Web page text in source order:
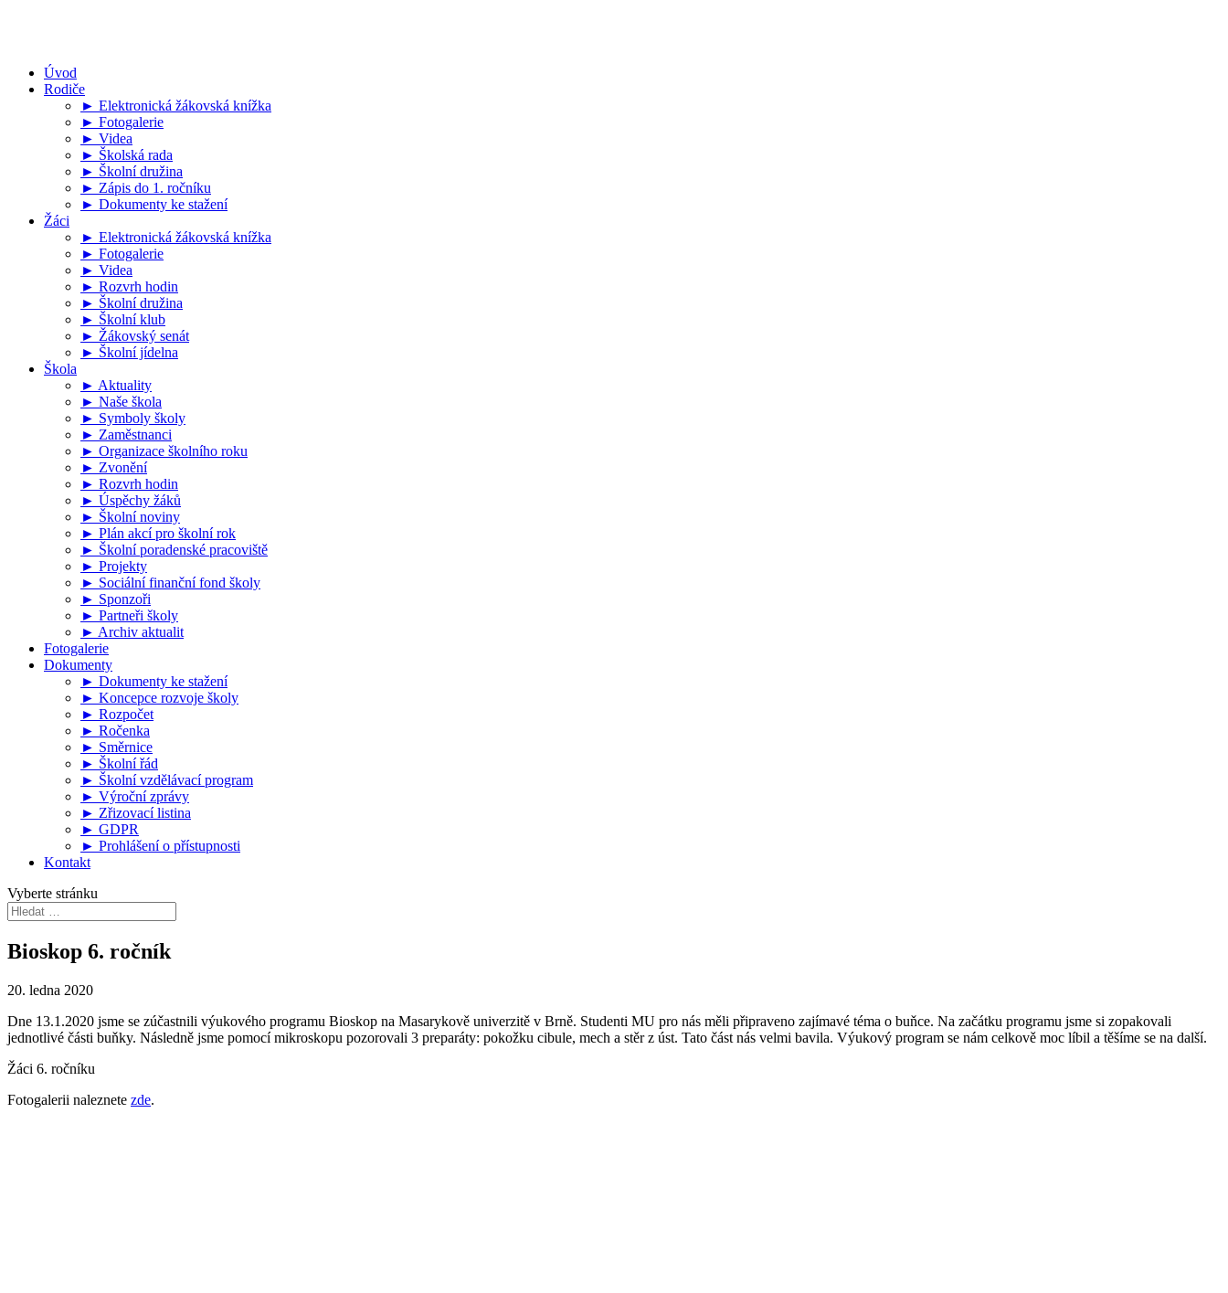
Úvod
Rodiče
► Elektronická žákovská knížka
► Fotogalerie
► Videa
► Školská rada
► Školní družina
► Zápis do 1. ročníku
► Dokumenty ke stažení
Žáci
► Elektronická žákovská knížka
► Fotogalerie
► Videa
► Rozvrh hodin
► Školní družina
► Školní klub
► Žákovský senát
► Školní jídelna
Škola
► Aktuality
► Naše škola
► Symboly školy
► Zaměstnanci
► Organizace školního roku
► Zvonění
► Rozvrh hodin
► Úspěchy žáků
► Školní noviny
► Plán akcí pro školní rok
► Školní poradenské pracoviště
► Projekty
► Sociální finanční fond školy
► Sponzoři
► Partneři školy
► Archiv aktualit
Fotogalerie
Dokumenty
► Dokumenty ke stažení
► Koncepce rozvoje školy
► Rozpočet
► Ročenka
► Směrnice
► Školní řád
► Školní vzdělávací program
► Výroční zprávy
► Zřizovací listina
► GDPR
► Prohlášení o přístupnosti
Kontakt
Vyberte stránku
Bioskop 6. ročník
20. ledna 2020
Dne 13.1.2020 jsme se zúčastnili výukového programu Bioskop na Masarykově univerzitě v Brně. Studenti MU pro nás měli připraveno zajímavé téma o buňce. Na začátku programu jsme si zopakovali
jednotlivé části buňky. Následně jsme pomocí mikroskopu pozorovali 3 preparáty: pokožku cibule, mech a stěr z úst. Tato část nás velmi bavila. Výukový program se nám celkově moc líbil a těšíme se na další.
Žáci 6. ročníku
Fotogalerii naleznete zde.